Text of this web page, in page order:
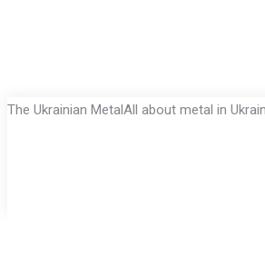
Skip
The Ukrainian MetalAll about metal in